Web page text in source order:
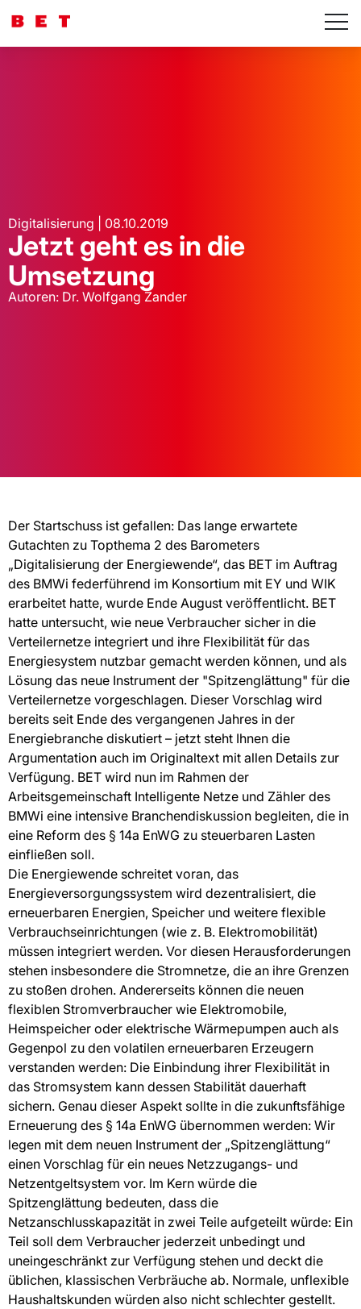
Digitalisierung | 08.10.2019
Jetzt geht es in die
Umsetzung
Autoren: Dr. Wolfgang Zander
Der Startschuss ist gefallen: Das lange erwartete
Gutachten zu Topthema 2 des Barometers
„Digitalisierung der Energiewende“, das BET im Auftrag
des BMWi federführend im Konsortium mit EY und WIK
erarbeitet hatte, wurde Ende August veröffentlicht. BET
hatte untersucht, wie neue Verbraucher sicher in die
Verteilernetze integriert und ihre Flexibilität für das
Energiesystem nutzbar gemacht werden können, und als
Lösung das neue Instrument der "Spitzenglättung" für die
Verteilernetze vorgeschlagen. Dieser Vorschlag wird
bereits seit Ende des vergangenen Jahres in der
Energiebranche diskutiert – jetzt steht Ihnen die
Argumentation auch im Originaltext mit allen Details zur
Verfügung. BET wird nun im Rahmen der
Arbeitsgemeinschaft Intelligente Netze und Zähler des
BMWi eine intensive Branchendiskussion begleiten, die in
eine Reform des § 14a EnWG zu steuerbaren Lasten
einfließen soll.
Die Energiewende schreitet voran, das
Energieversorgungssystem wird dezentralisiert, die
erneuerbaren Energien, Speicher und weitere flexible
Verbrauchseinrichtungen (wie z. B. Elektromobilität)
müssen integriert werden. Vor diesen Herausforderungen
stehen insbesondere die Stromnetze, die an ihre Grenzen
zu stoßen drohen. Andererseits können die neuen
flexiblen Stromverbraucher wie Elektromobile,
Heimspeicher oder elektrische Wärmepumpen auch als
Gegenpol zu den volatilen erneuerbaren Erzeugern
verstanden werden: Die Einbindung ihrer Flexibilität in
das Stromsystem kann dessen Stabilität dauerhaft
sichern. Genau dieser Aspekt sollte in die zukunftsfähige
Erneuerung des § 14a EnWG übernommen werden: Wir
legen mit dem neuen Instrument der „Spitzenglättung“
einen Vorschlag für ein neues Netzzugangs- und
Netzentgeltsystem vor. Im Kern würde die
Spitzenglättung bedeuten, dass die
Netzanschlusskapazität in zwei Teile aufgeteilt würde: Ein
Teil soll dem Verbraucher jederzeit unbedingt und
uneingeschränkt zur Verfügung stehen und deckt die
üblichen, klassischen Verbräuche ab. Normale, unflexible
Haushaltskunden würden also nicht schlechter gestellt.